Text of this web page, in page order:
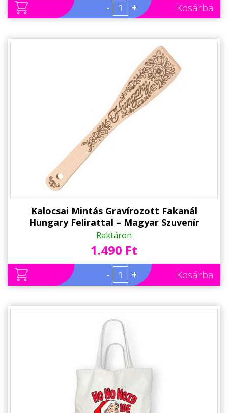
- + Kosárba
Kalocsai Mintás Gravírozott Fakanál
Hungary Felirattal – Magyar Szuvenír
Raktáron
1.490 Ft
- + Kosárba